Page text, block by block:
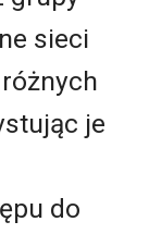
sieci
je
do